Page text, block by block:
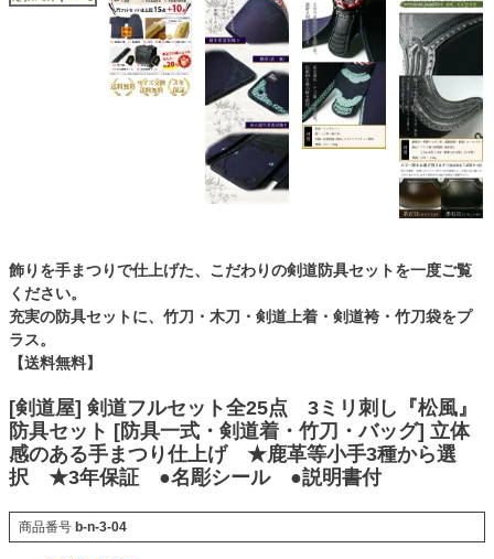
飾りを手まつりで仕上げた、こだわりの剣道防具セットを一度ご覧
ください。
充実の防具セットに、竹刀・木刀・剣道上着・剣道袴・竹刀袋をプ
ラス。
【送料無料】
[剣道屋] 剣道フルセット全25点 3ミリ刺し『松風』
防具セット [防具一式・剣道着・竹刀・バッグ] 立体
感のある手まつり仕上げ ★鹿革等小手3種から選
択 ★3年保証 ●名彫シール ●説明書付
商品番号 b-n-3-04